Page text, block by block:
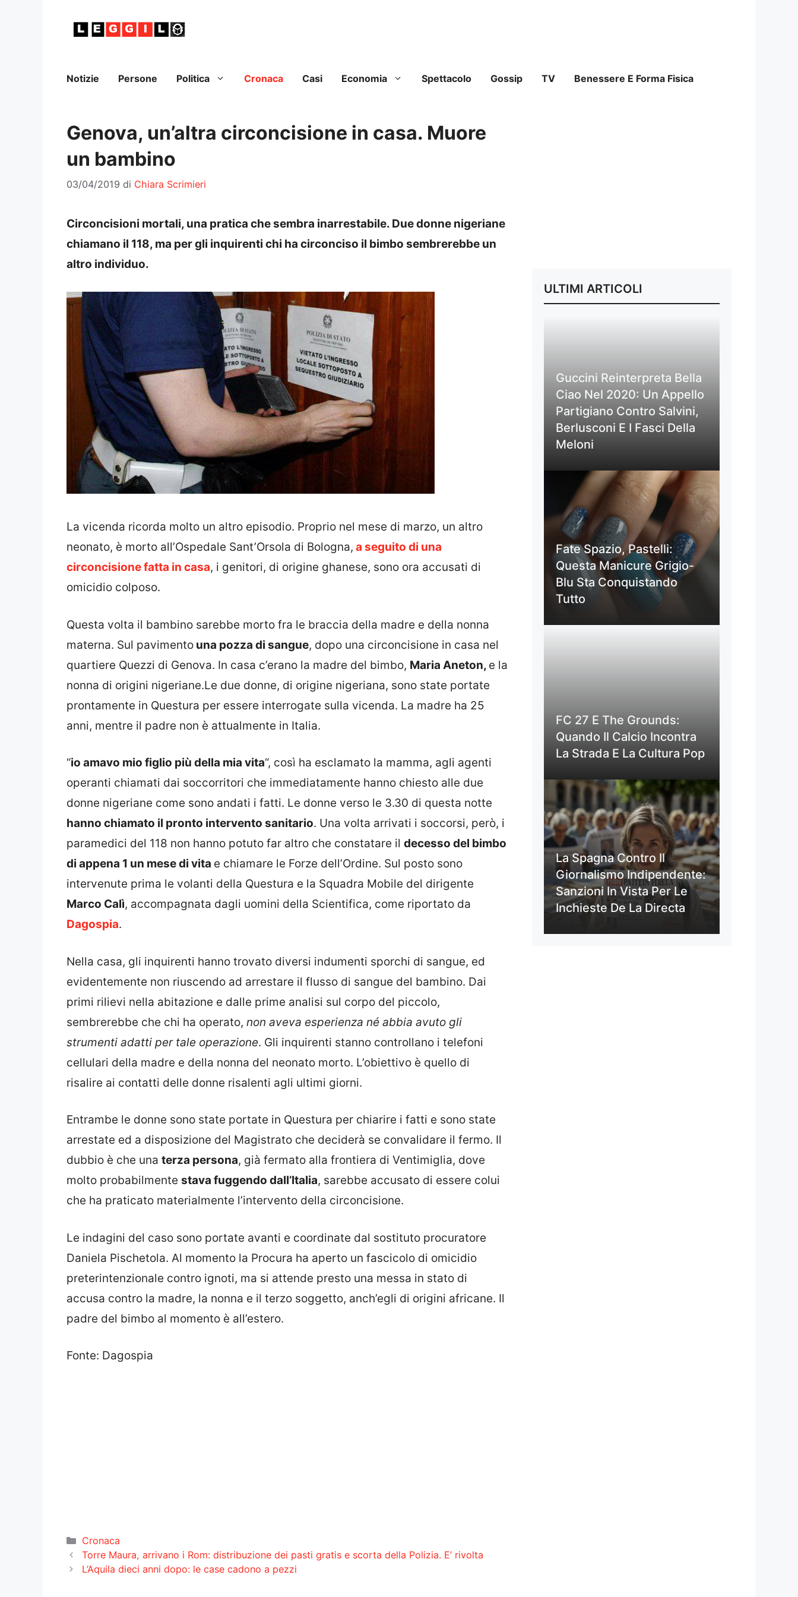
Notizie Persone Politica Cronaca Casi Economia Spettacolo Gossip TV Benessere E Forma Fisica
Genova, un’altra circoncisione in casa. Muore
un bambino
03/04/2019 di Chiara Scrimieri
Circoncisioni mortali, una pratica che sembra inarrestabile. Due donne nigeriane
chiamano il 118, ma per gli inquirenti chi ha circonciso il bimbo sembrerebbe un
altro individuo.
La vicenda ricorda molto un altro episodio. Proprio nel mese di marzo, un altro
neonato, è morto all’Ospedale Sant’Orsola di Bologna, a seguito di una
circoncisione fatta in casa, i genitori, di origine ghanese, sono ora accusati di
omicidio colposo.
Questa volta il bambino sarebbe morto fra le braccia della madre e della nonna
materna. Sul pavimento una pozza di sangue, dopo una circoncisione in casa nel
quartiere Quezzi di Genova. In casa c’erano la madre del bimbo, Maria Aneton, e la
nonna di origini nigeriane.Le due donne, di origine nigeriana, sono state portate
prontamente in Questura per essere interrogate sulla vicenda. La madre ha 25
anni, mentre il padre non è attualmente in Italia.
“io amavo mio figlio più della mia vita“, così ha esclamato la mamma, agli agenti
operanti chiamati dai soccorritori che immediatamente hanno chiesto alle due
donne nigeriane come sono andati i fatti. Le donne verso le 3.30 di questa notte
hanno chiamato il pronto intervento sanitario. Una volta arrivati i soccorsi, però, i
paramedici del 118 non hanno potuto far altro che constatare il decesso del bimbo
di appena 1 un mese di vita e chiamare le Forze dell’Ordine. Sul posto sono
intervenute prima le volanti della Questura e la Squadra Mobile del dirigente
Marco Calì, accompagnata dagli uomini della Scientifica, come riportato da
Dagospia.
Nella casa, gli inquirenti hanno trovato diversi indumenti sporchi di sangue, ed
evidentemente non riuscendo ad arrestare il flusso di sangue del bambino. Dai
primi rilievi nella abitazione e dalle prime analisi sul corpo del piccolo,
sembrerebbe che chi ha operato, non aveva esperienza né abbia avuto gli
strumenti adatti per tale operazione. Gli inquirenti stanno controllano i telefoni
cellulari della madre e della nonna del neonato morto. L’obiettivo è quello di
risalire ai contatti delle donne risalenti agli ultimi giorni.
Entrambe le donne sono state portate in Questura per chiarire i fatti e sono state
arrestate ed a disposizione del Magistrato che deciderà se convalidare il fermo. Il
dubbio è che una terza persona, già fermato alla frontiera di Ventimiglia, dove
molto probabilmente stava fuggendo dall’Italia, sarebbe accusato di essere colui
che ha praticato materialmente l’intervento della circoncisione.
Le indagini del caso sono portate avanti e coordinate dal sostituto procuratore
Daniela Pischetola. Al momento la Procura ha aperto un fascicolo di omicidio
preterintenzionale contro ignoti, ma si attende presto una messa in stato di
accusa contro la madre, la nonna e il terzo soggetto, anch’egli di origini africane. Il
padre del bimbo al momento è all’estero.
Fonte: Dagospia
Categorie
Cronaca
Torre Maura, arrivano i Rom: distribuzione dei pasti gratis e scorta della Polizia. E’ rivolta
L’Aquila dieci anni dopo: le case cadono a pezzi
ULTIMI ARTICOLI
Guccini Reinterpreta Bella
Ciao Nel 2020: Un Appello
Partigiano Contro Salvini,
Berlusconi E I Fasci Della
Meloni
Fate Spazio, Pastelli:
Questa Manicure Grigio-
Blu Sta Conquistando
Tutto
FC 27 E The Grounds:
Quando Il Calcio Incontra
La Strada E La Cultura Pop
La Spagna Contro Il
Giornalismo Indipendente:
Sanzioni In Vista Per Le
Inchieste De La Directa